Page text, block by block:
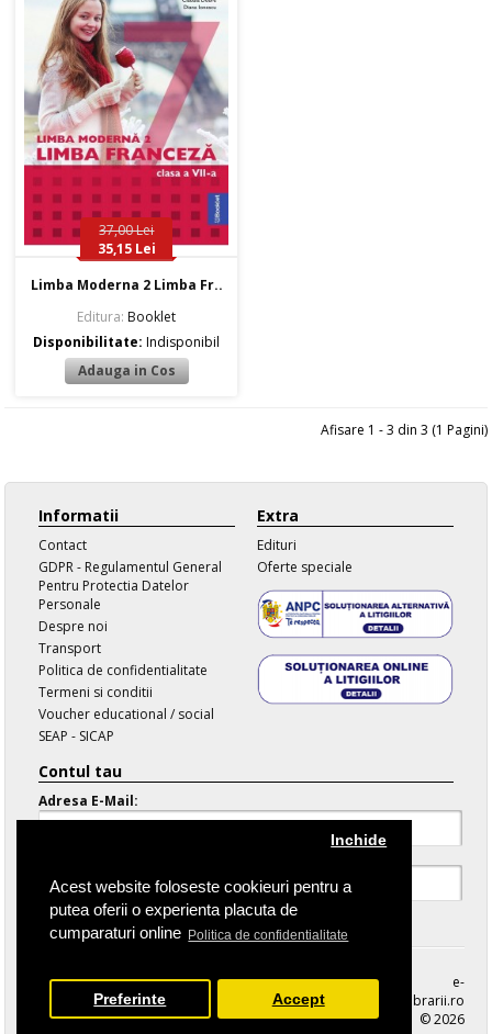
Acest website foloseste cookieuri pentru a
putea oferii o experienta placuta de
cumparaturi online Politica de confidentialitate
Inchide
Preferinte Accept
37,00 Lei
35,15 Lei
Limba Moderna 2 Limba Fr..
Editura: Booklet
Disponibilitate:Indisponibil
Afisare 1 - 3 din 3 (1 Pagini)
Informatii
Contact
GDPR - Regulamentul General
Pentru Protectia Datelor
Personale
Despre noi
Transport
Politica de confidentialitate
Termeni si conditii
Voucher educational / social
SEAP - SICAP
Extra
Edituri
Oferte speciale
Contul tau
Adresa E-Mail:
Parola Uitata
e-
librarii.ro
© 2026